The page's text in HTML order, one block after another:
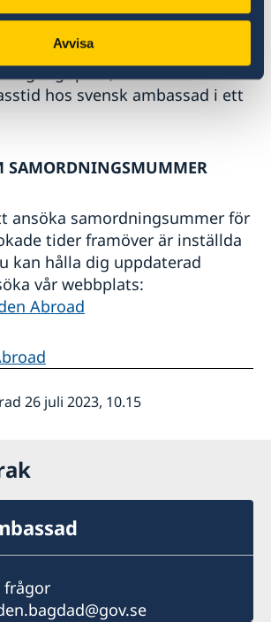
Avvisa
identitet.
giltigt pass, t ex irakiskt ber vi
hos svensk ambassad i ett
SAMORDNINGSMUMMER
ansöka samordningsummer för
tider framöver är inställda
kan hålla dig uppdaterad
vår webbplats:
Abroad
26 juli 2023, 10.15
frågor